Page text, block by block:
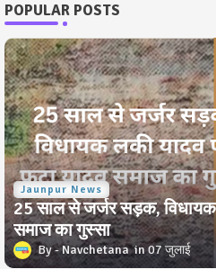
POPULAR POSTS
Jaunpur News
25 साल से जर्जर सड़क,
समाज का गुस्सा
Navchetana 07 जुलाई